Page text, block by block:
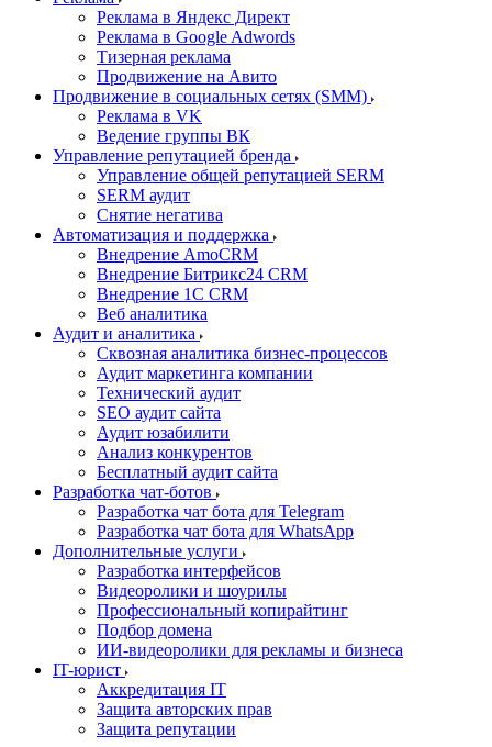
Реклама в Яндекс Директ
Реклама в Google Adwords
Тизерная реклама
Продвижение на Авито
Продвижение в социальных сетях (SMM)
Реклама в VK
Ведение группы ВК
Управление репутацией бренда
Управление общей репутацией SERM
SERM аудит
Снятие негатива
Автоматизация и поддержка
Внедрение AmoCRM
Внедрение Битрикс24 CRM
Внедрение 1C CRM
Веб аналитика
Аудит и аналитика
Сквозная аналитика бизнес-процессов
Аудит маркетинга компании
Технический аудит
SEO аудит сайта
Аудит юзабилити
Анализ конкурентов
Бесплатный аудит сайта
Разработка чат-ботов
Разработка чат бота для Telegram
Разработка чат бота для WhatsApp
Дополнительные услуги
Разработка интерфейсов
Видеоролики и шоурилы
Профессиональный копирайтинг
Подбор домена
ИИ-видеоролики для рекламы и бизнеса
IT-юрист
Аккредитация IT
Защита авторских прав
Защита репутации